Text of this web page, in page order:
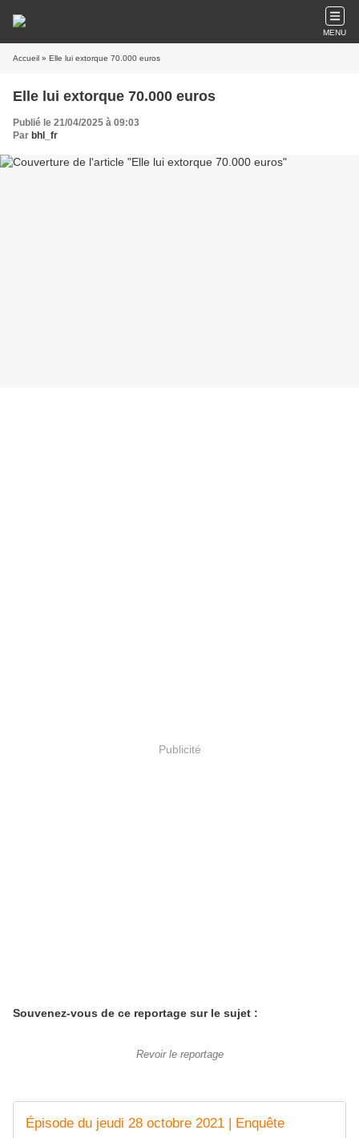
MENU
Accueil » Elle lui extorque 70.000 euros
Elle lui extorque 70.000 euros
Publié le 21/04/2025 à 09:03
Par bhl_fr
Publicité
Souvenez-vous de ce reportage sur le sujet :
Revoir le reportage
Épisode du jeudi 28 octobre 2021 | Enquête